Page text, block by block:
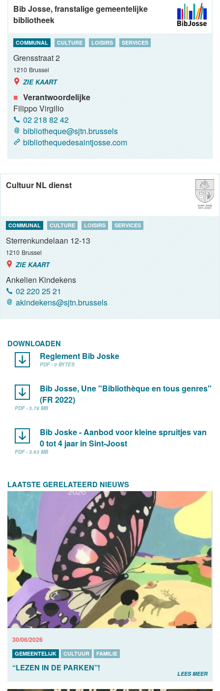
Bib Josse, franstalige gemeentelijke
bibliotheek
COMMUNAL CULTURE LOISIRS SERVICES
Grensstraat 2
1210 Brussel
ZIE KAART
Verantwoordelijke
Filippo Virgilio
02 218 82 42
bibliotheque@sjtn.brussels
bibliothequedesaintjosse.com
Cultuur NL dienst
COMMUNAL CULTURE LOISIRS SERVICES
Sterrenkundelaan 12-13
1210 Brussel
ZIE KAART
Ankelien Kindekens
02 220 25 21
akindekens@sjtn.brussels
DOWNLOADEN
Reglement Bib Joske
PDF - 0 BYTES
Bib Josse, Une "Bibliothèque en tous genres"
(FR 2022)
PDF - 5.78 MB
Bib Joske - Aanbod voor kleine spruitjes van
0 tot 4 jaar in Sint-Joost
PDF - 3.63 MB
LAATSTE GERELATEERD NIEUWS
30/06/2026
GEMEENTELIJK CULTUUR FAMILIE
“LEZEN IN DE PARKEN”!
LEES MEER